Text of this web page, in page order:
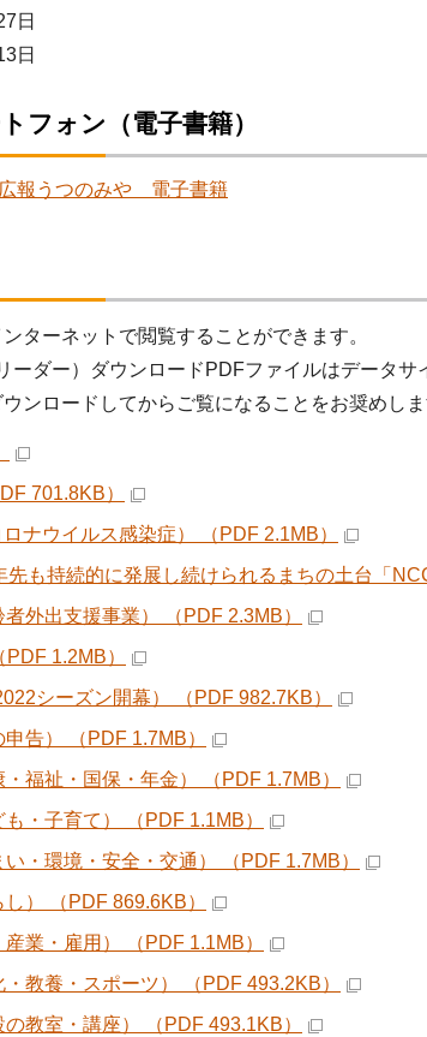
日
日
フォン（電子書籍）
報うつのみや 電子書籍
ターネットで閲覧することができます。
ーダー）ダウンロードPDFファイルはデータ
ンロードしてからご覧になることをお奨めし
701.8KB）
ナウイルス感染症） （PDF 2.1MB）
先も持続的に発展し続けられるまちの土台「
外出支援事業） （PDF 2.3MB）
1.2MB）
シーズン開幕） （PDF 982.7KB）
告） （PDF 1.7MB）
福祉・国保・年金） （PDF 1.7MB）
・子育て） （PDF 1.1MB）
・環境・安全・交通） （PDF 1.7MB）
） （PDF 869.6KB）
業・雇用） （PDF 1.1MB）
教養・スポーツ） （PDF 493.2KB）
教室・講座） （PDF 493.1KB）